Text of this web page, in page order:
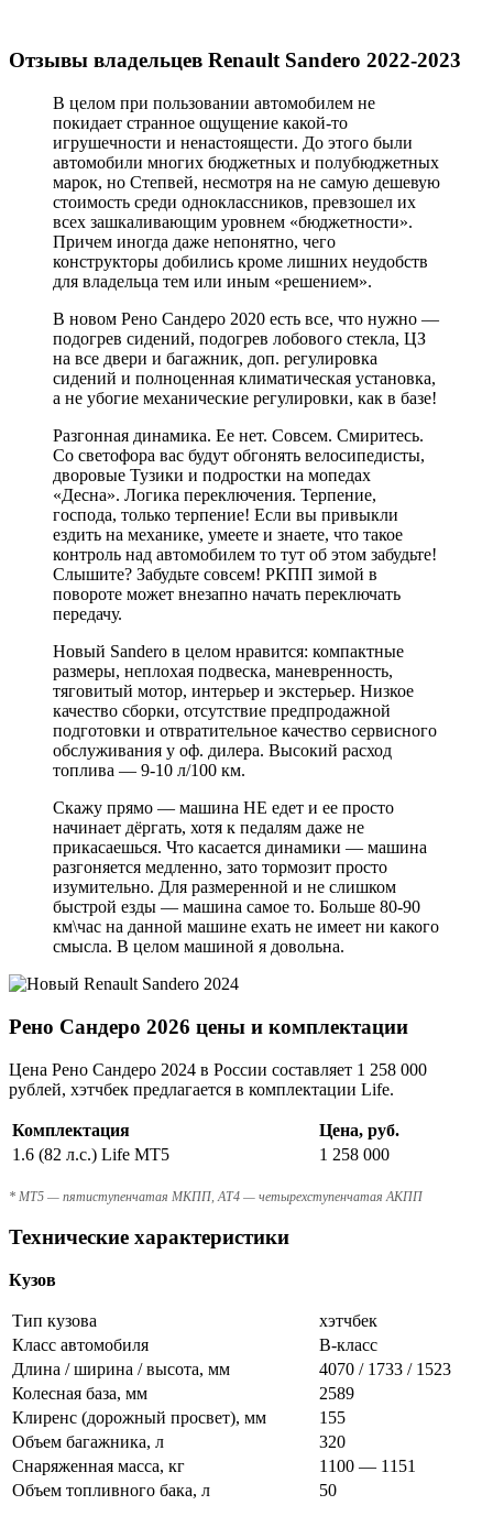
Отзывы владельцев Renault Sandero 2022-2023
В целом при пользовании автомобилем не
покидает странное ощущение какой-то
игрушечности и ненастоящести. До этого были
автомобили многих бюджетных и полубюджетных
марок, но Степвей, несмотря на не самую дешевую
стоимость среди одноклассников, превзошел их
всех зашкаливающим уровнем «бюджетности».
Причем иногда даже непонятно, чего
конструкторы добились кроме лишних неудобств
для владельца тем или иным «решением».
В новом Рено Сандеро 2020 есть все, что нужно —
подогрев сидений, подогрев лобового стекла, ЦЗ
на все двери и багажник, доп. регулировка
сидений и полноценная климатическая установка,
а не убогие механические регулировки, как в базе!
Разгонная динамика. Ее нет. Совсем. Смиритесь.
Со светофора вас будут обгонять велосипедисты,
дворовые Тузики и подростки на мопедах
«Десна». Логика переключения. Терпение,
господа, только терпение! Если вы привыкли
ездить на механике, умеете и знаете, что такое
контроль над автомобилем то тут об этом забудьте!
Слышите? Забудьте совсем! РКПП зимой в
повороте может внезапно начать переключать
передачу.
Новый Sandero в целом нравится: компактные
размеры, неплохая подвеска, маневренность,
тяговитый мотор, интерьер и экстерьер. Низкое
качество сборки, отсутствие предпродажной
подготовки и отвратительное качество сервисного
обслуживания у оф. дилера. Высокий расход
топлива — 9-10 л/100 км.
Скажу прямо — машина НЕ едет и ее просто
начинает дёргать, хотя к педалям даже не
прикасаешься. Что касается динамики — машина
разгоняется медленно, зато тормозит просто
изумительно. Для размеренной и не слишком
быстрой езды — машина самое то. Больше 80-90
км\час на данной машине ехать не имеет ни какого
смысла. В целом машиной я довольна.
Рено Сандеро 2026 цены и комплектации
Цена Рено Сандеро 2024 в России составляет 1 258 000
рублей, хэтчбек предлагается в комплектации Life.
Комплектация
Цена, руб.
1.6 (82 л.с.) Life MT5
1 258 000
* MT5 — пятиступенчатая МКПП, AT4 — четырехступенчатая АКПП
Технические характеристики
Кузов
Тип кузова
хэтчбек
Класс автомобиля
B-класс
Длина / ширина / высота, мм
4070 / 1733 / 1523
Колесная база, мм
2589
Клиренс (дорожный просвет), мм
155
Объем багажника, л
320
Снаряженная масса, кг
1100 — 1151
Объем топливного бака, л
50